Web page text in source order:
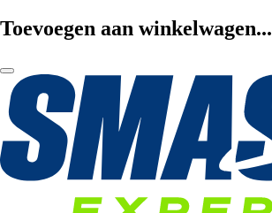
Toevoegen aan winkelwagen...